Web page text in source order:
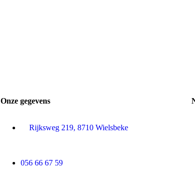
Onze gegevens
Rijksweg 219, 8710 Wielsbeke
056 66 67 59